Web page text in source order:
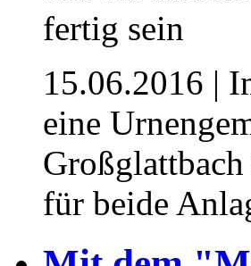
15.06.2016 |
eine
für beide